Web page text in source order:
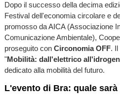
Dopo il successo della decima
Festival dell'economia circolare e
promosso da AICA (Associazione
Comunicazione Ambientale),
proseguito con Circonomia OFF. Il
"Mobilità: dall'elettrico
dedicato alla mobilità del futuro.
L'evento di Bra: quale